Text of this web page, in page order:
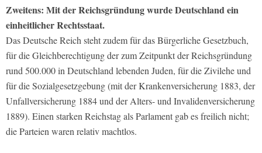
Zweitens: Mit der Reichsgründung wurde Deutschland ein
einheitlicher Rechtsstaat.
Das Deutsche Reich steht zudem für das Bürgerliche Gesetzbuch,
für die Gleichberechtigung der zum Zeitpunkt der Reichsgründung
rund 500.000 in Deutschland lebenden Juden, für die Zivilehe und
für die Sozialgesetzgebung (mit der Krankenversicherung 1883, der
Unfallversicherung 1884 und der Alters- und Invalidenversicherung
1889). Einen starken Reichstag als Parlament gab es freilich nicht;
die Parteien waren relativ machtlos.